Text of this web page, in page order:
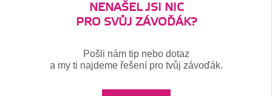
NENAŠEL JSI NIC
PRO SVŮJ ZÁVOĎÁK?
Pošli nám tip nebo dotaz
a my ti najdeme řešení pro tvůj závoďák.